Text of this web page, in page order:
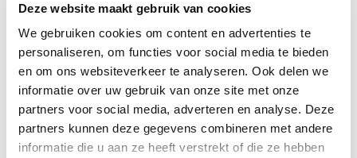
Deze website maakt gebruik van cookies
We gebruiken cookies om content en advertenties te
personaliseren, om functies voor social media te bieden
en om ons websiteverkeer te analyseren. Ook delen we
informatie over uw gebruik van onze site met onze
partners voor social media, adverteren en analyse. Deze
partners kunnen deze gegevens combineren met andere
informatie die u aan ze heeft verstrekt of die ze hebben
Productnaam
Montinique Beton Design tegel 6136 XL
Productnummer
MBETON6136XL